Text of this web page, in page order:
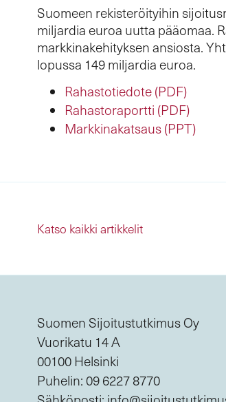
Suomeen rekisteröityihin
miljardia euroa uutta pääomaa.
markkinakehityksen ansiosta.
lopussa 149 miljardia euroa.
Rahastotiedote (PDF)
Rahastoraportti (PDF)
Markkinakatsaus (PPT)
Katso kaikki artikkelit
Suomen Sijoitustutkimus Oy
Vuorikatu 14 A
00100 Helsinki
Puhelin: 09 6227 8770